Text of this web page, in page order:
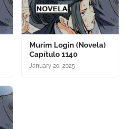
Murim Login (Novela)
Capítulo 1140
January 20, 2025